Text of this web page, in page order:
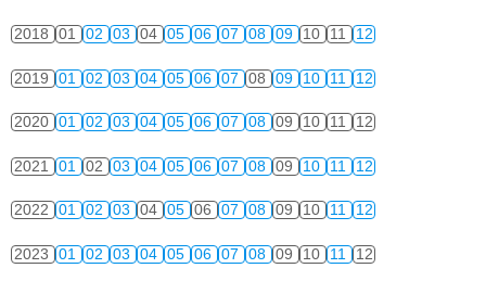
2018 01 02 03 04 05 06 07 08 09 10 11 12
2019 01 02 03 04 05 06 07 08 09 10 11 12
2020 01 02 03 04 05 06 07 08 09 10 11 12
2021 01 02 03 04 05 06 07 08 09 10 11 12
2022 01 02 03 04 05 06 07 08 09 10 11 12
2023 01 02 03 04 05 06 07 08 09 10 11 12